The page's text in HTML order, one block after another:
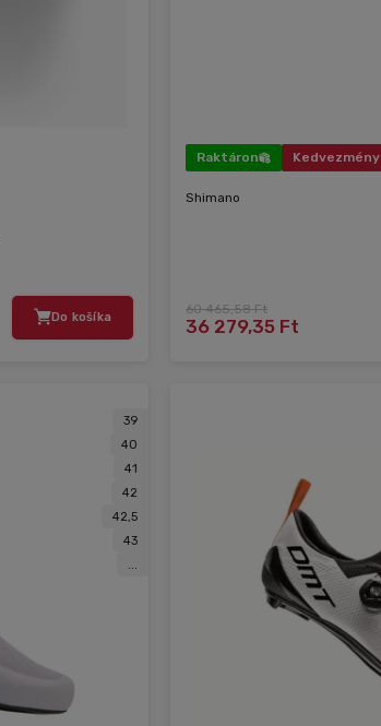
Do košíka
Raktáron Kedvezmény
Shimano
60 465,58 Ft
36 279,35 Ft
39
40
41
42
42,5
43
...